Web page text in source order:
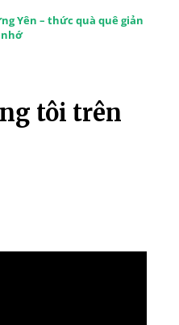
Yên – thức quà quê giản
tôi trên